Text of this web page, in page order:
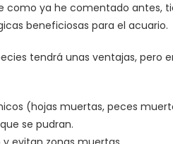
como ya he comentado antes,
beneficiosas para el acuario.
tendrá unas ventajas, pero
(hojas muertas, peces
se pudran.